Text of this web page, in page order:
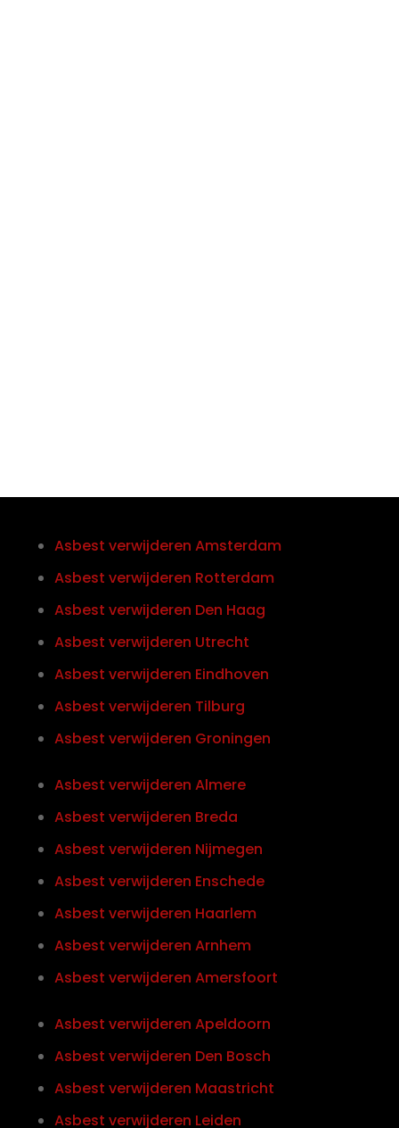
Asbest verwijderen Amsterdam
Asbest verwijderen Rotterdam
Asbest verwijderen Den Haag
Asbest verwijderen Utrecht
Asbest verwijderen Eindhoven
Asbest verwijderen Tilburg
Asbest verwijderen Groningen
Asbest verwijderen Almere
Asbest verwijderen Breda
Asbest verwijderen Nijmegen
Asbest verwijderen Enschede
Asbest verwijderen Haarlem
Asbest verwijderen Arnhem
Asbest verwijderen Amersfoort
Asbest verwijderen Apeldoorn
Asbest verwijderen Den Bosch
Asbest verwijderen Maastricht
Asbest verwijderen Leiden